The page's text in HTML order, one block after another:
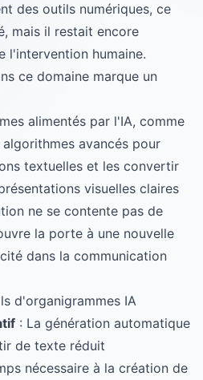
des outils numériques, ce
mais il restait encore
l'intervention humaine.
ce domaine marque un
alimentés par l'IA, comme
avancés pour
textuelles et les convertir
visuelles claires
ne se contente pas de
la porte à une nouvelle
dans la communication
d'organigrammes IA
: La génération automatique
de texte réduit
nécessaire à la création de